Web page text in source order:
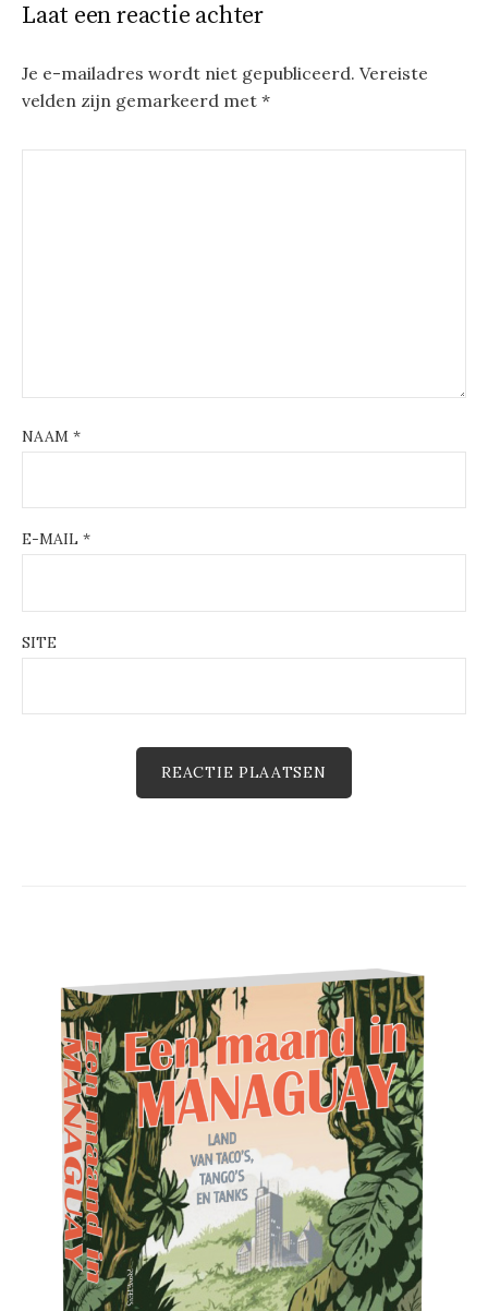
Laat een reactie achter
Je e-mailadres wordt niet gepubliceerd. Vereiste
velden zijn gemarkeerd met *
NAAM *
E-MAIL *
SITE